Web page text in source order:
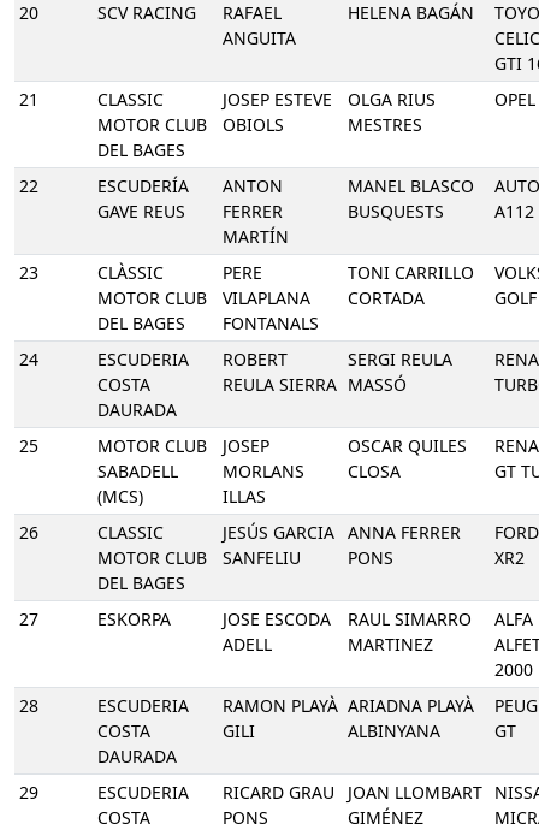
20 SCV RACING
RAFAEL
ANGUITA
HELENA BAGÁN
GTI
21
CLASSIC
MOTOR CLUB
DEL BAGES
JOSEP ESTEVE
OBIOLS
OLGA RIUS
MESTRES
22
ESCUDERÍA
GAVE REUS
ANTON
FERRER
MARTÍN
MANEL BLASCO
BUSQUESTS
A112
23
CLÀSSIC
MOTOR CLUB
DEL BAGES
PERE
VILAPLANA
FONTANALS
TONI CARRILLO
CORTADA
24
ESCUDERIA
COSTA
DAURADA
ROBERT
REULA SIERRA
SERGI REULA
MASSÓ
25
MOTOR CLUB
SABADELL
(MCS)
JOSEP
MORLANS
ILLAS
OSCAR QUILES
CLOSA
GT
26
CLASSIC
MOTOR CLUB
DEL BAGES
JESÚS GARCIA
SANFELIU
ANNA FERRER
PONS
XR2
27 ESKORPA
JOSE ESCODA
ADELL
RAUL SIMARRO
MARTINEZ
2000
28
ESCUDERIA
COSTA
DAURADA
RAMON PLAYÀ
GILI
ARIADNA PLAYÀ
ALBINYANA
GT
29
ESCUDERIA
COSTA
RICARD GRAU
PONS
JOAN LLOMBART
GIMÉNEZ